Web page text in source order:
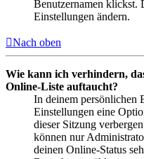
Benutzernamen klickst.
Einstellungen ändern.
Nach oben
Wie kann ich verhindern,
Online-Liste auftaucht?
In deinem persönlichen
Einstellungen eine
dieser Sitzung
können nur
deinen Online-Status